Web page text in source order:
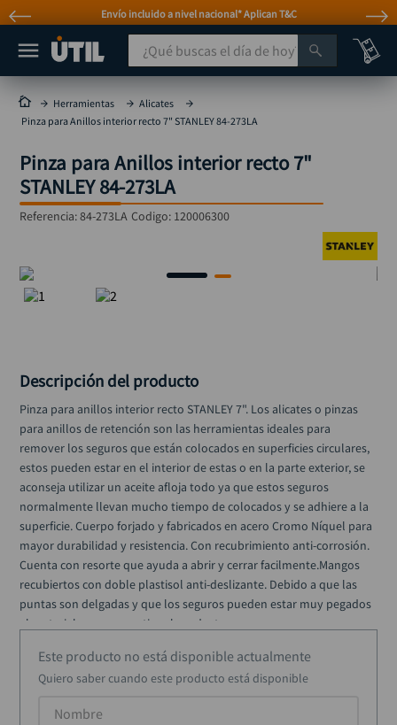
Envío incluido a nivel nacional* Aplican T&C
¿Qué buscas el día de hoy?
Herramientas
Alicates
Pinza para Anillos interior recto 7" STANLEY 84-273LA
Pinza para Anillos interior recto 7"
STANLEY 84-273LA
Referencia:84-273LA Codigo: 120006300
Descripción del producto
Pinza para anillos interior recto STANLEY 7". Los alicates o pinzas
para anillos de retención son las herramientas ideales para
remover los seguros que están colocados en superficies circulares,
estos pueden estar en el interior de estas o en la parte exterior, se
aconseja utilizar un aceite afloja todo ya que estos seguros
normalmente llevan mucho tiempo de colocados y se adhiere a la
superficie. Cuerpo forjado y fabricados en acero Cromo Níquel para
mayor durabilidad y resistencia. Con recubrimiento anti-corrosión.
Cuenta con resorte que ayuda a abrir y cerrar facilmente.Mangos
recubiertos con doble plastisol anti-deslizante. Debido a que las
puntas son delgadas y que los seguros pueden estar muy pegados
al material, no se garantiza el producto.
Este producto no está disponible actualmente
Quiero saber cuando este producto está disponible
MÁS BUSCADOS
taladro
taladros pulidoras
compresor
llave
ruteadora
rueda
alicate